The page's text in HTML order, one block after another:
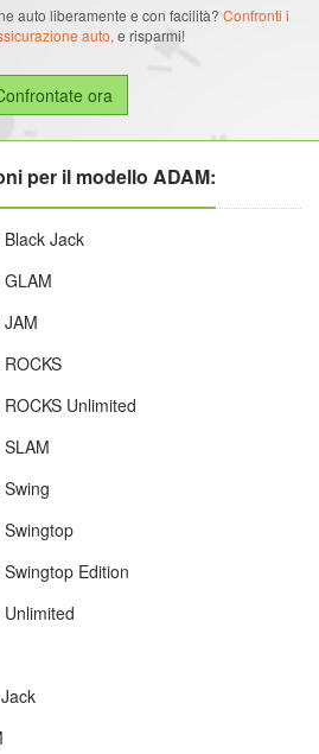
auto liberamente e con facilità? Confronti i
auto, e risparmi!
per il modello ADAM:
Jack
Unlimited
Edition